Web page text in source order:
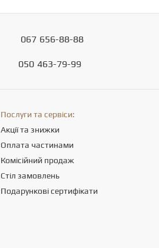
067 656-88-88
050 463-79-99
Послуги та сервіси:
Акції та знижки
Оплата частинами
Комісійний продаж
Стіл замовлень
Подарункові сертифікати